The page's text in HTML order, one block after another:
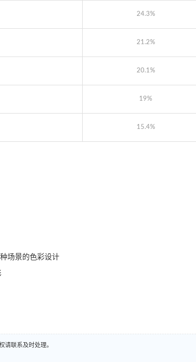
24.3%
21.2%
20.1%
19%
15.4%
场景的色彩设计
请联系及时处理。